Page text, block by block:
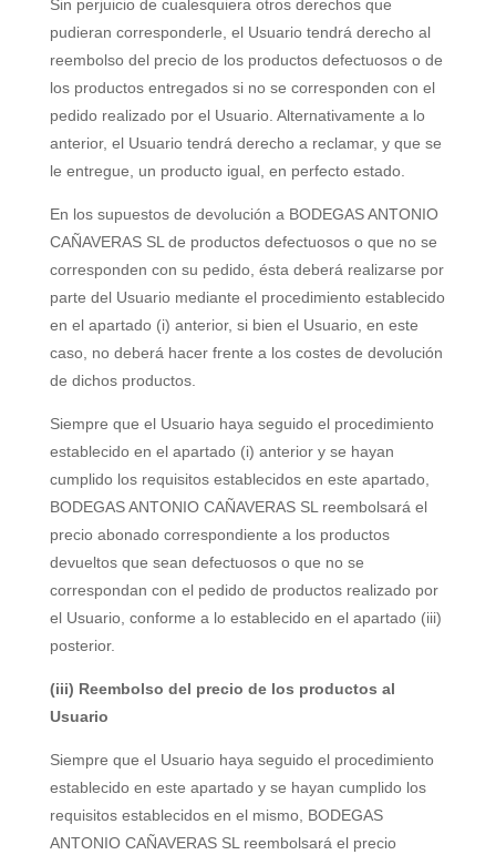
Sin perjuicio de cualesquiera otros derechos que
pudieran corresponderle, el Usuario tendrá derecho al
reembolso del precio de los productos defectuosos o de
los productos entregados si no se corresponden con el
pedido realizado por el Usuario. Alternativamente a lo
anterior, el Usuario tendrá derecho a reclamar, y que se
le entregue, un producto igual, en perfecto estado.
En los supuestos de devolución a BODEGAS ANTONIO
CAÑAVERAS SL de productos defectuosos o que no se
corresponden con su pedido, ésta deberá realizarse por
parte del Usuario mediante el procedimiento establecido
en el apartado (i) anterior, si bien el Usuario, en este
caso, no deberá hacer frente a los costes de devolución
de dichos productos.
Siempre que el Usuario haya seguido el procedimiento
establecido en el apartado (i) anterior y se hayan
cumplido los requisitos establecidos en este apartado,
BODEGAS ANTONIO CAÑAVERAS SL reembolsará el
precio abonado correspondiente a los productos
devueltos que sean defectuosos o que no se
correspondan con el pedido de productos realizado por
el Usuario, conforme a lo establecido en el apartado (iii)
posterior.
(iii) Reembolso del precio de los productos al
Usuario
Siempre que el Usuario haya seguido el procedimiento
establecido en este apartado y se hayan cumplido los
requisitos establecidos en el mismo, BODEGAS
ANTONIO CAÑAVERAS SL reembolsará el precio